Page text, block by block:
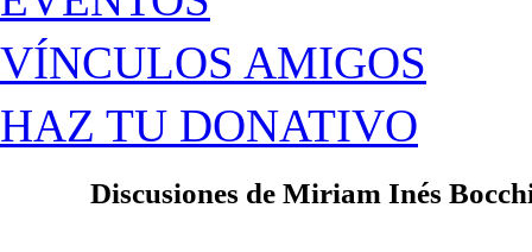
VÍNCULOS AMIGOS
HAZ TU DONATIVO
Discusiones de Miriam Inés